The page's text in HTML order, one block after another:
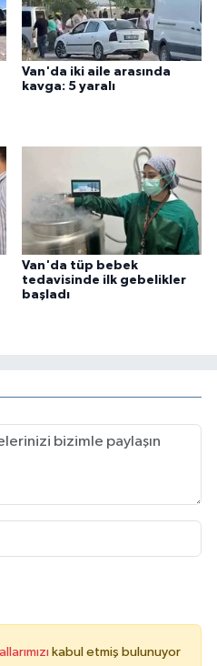
Van'da iki aile arasında
kavga: 5 yaralı
Van'da tüp bebek
tedavisinde ilk gebelikler
başladı
kabul etmiş bulunuyor